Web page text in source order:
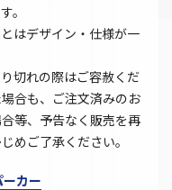
。
はデザイン・仕様が一
切れの際はご容赦くだ
合も、ご注文済みのお
等、予告なく販売を再
めご了承ください。
ーカー